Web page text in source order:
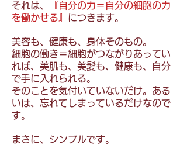
それは、
『自分の力＝自分の細胞の力
を働かせる』 につきます。
美容も、健康も、身体そのもの。
細胞の働き＝細胞がつながりあってい
れば、美肌も、美髪も、健康も、自分
で手に入れられる。
そのことを気付いていないだけ。ある
いは、忘れてしまっているだけなので
す。
まさに、シンプルです。